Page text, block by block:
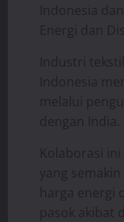
Indonesia
Energi dan
Industri
Indonesia
melalui
dengan India.
Kolaborasi
yang
harga energi
pasok akibat